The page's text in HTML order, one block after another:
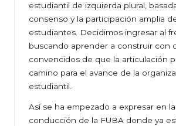
estudiantil de izquierda plural,
consenso y la participación amplia
estudiantes. Decidimos ingresar al
buscando aprender a construir con
convencidos de que la articulación
camino para el avance de la
estudiantil.
Así se ha empezado a expresar en
conducción de la FUBA donde ya